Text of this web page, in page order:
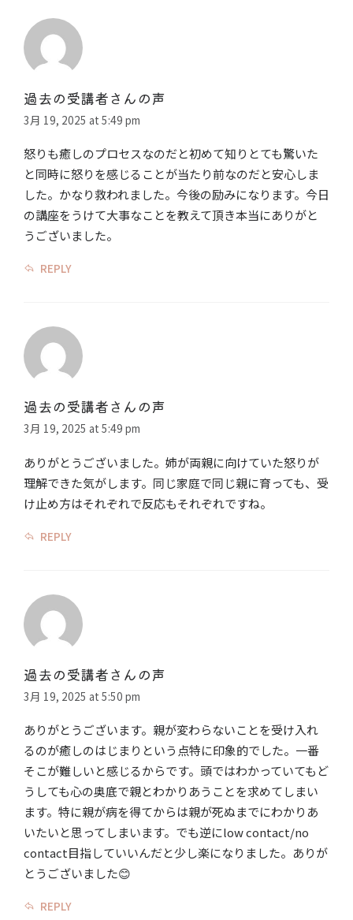
過去の受講者さんの声
3月 19, 2025 at 5:49 pm
怒りも癒しのプロセスなのだと初めて知りとても驚いた
と同時に怒りを感じることが当たり前なのだと安心しま
した。かなり救われました。今後の励みになります。今日
の講座をうけて大事なことを教えて頂き本当にありがと
うございました。
REPLY
過去の受講者さんの声
3月 19, 2025 at 5:49 pm
ありがとうございました。姉が両親に向けていた怒りが
理解できた気がします。同じ家庭で同じ親に育っても、受
け止め方はそれぞれで反応もそれぞれですね。
REPLY
過去の受講者さんの声
3月 19, 2025 at 5:50 pm
ありがとうございます。親が変わらないことを受け入れ
るのが癒しのはじまりという点特に印象的でした。一番
そこが難しいと感じるからです。頭ではわかっていてもど
うしても心の奥底で親とわかりあうことを求めてしまい
ます。特に親が病を得てからは親が死ぬまでにわかりあ
いたいと思ってしまいます。でも逆にlow contact/no
contact目指していいんだと少し楽になりました。ありが
とうございました😊
REPLY